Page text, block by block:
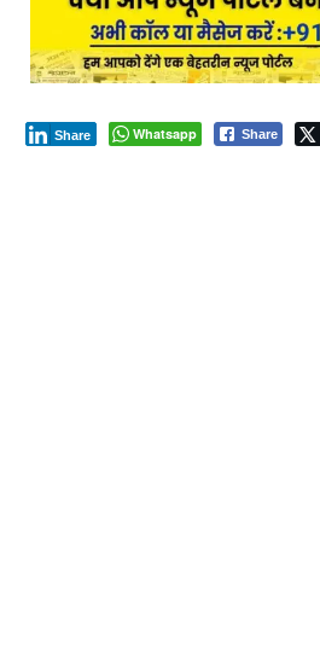
Whatsapp Share
Share